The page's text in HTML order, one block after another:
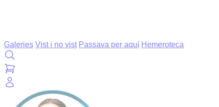
Galeries Vist i no vist Passava per aquí Hemeroteca